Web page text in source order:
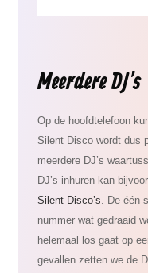
Meerdere DJ's
Op de hoofdtelefoon
Silent Disco wordt dus
meerdere DJ’s
DJ’s inhuren kan
Silent Disco’s. De één
nummer wat gedraaid
helemaal los gaat op
gevallen zetten we de